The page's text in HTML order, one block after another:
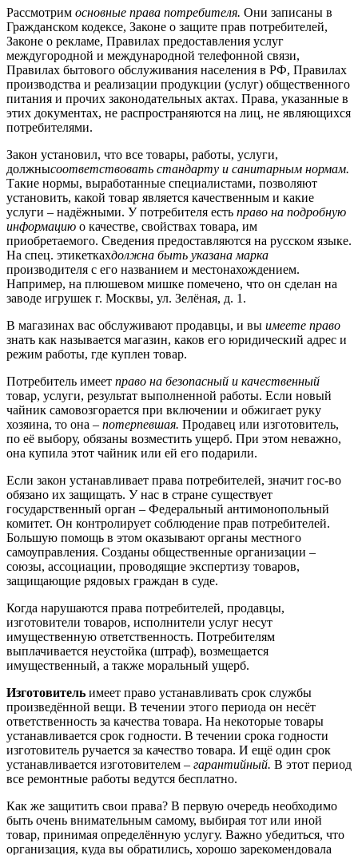
Рассмотрим основные права потребителя. Они записаны в
Гражданском кодексе, Законе о защите прав потребителей,
Законе о рекламе, Правилах предоставления услуг
междугородной и международной телефонной связи,
Правилах бытового обслуживания населения в РФ, Правилах
производства и реализации продукции (услуг) общественного
питания и прочих законодательных актах. Права, указанные в
этих документах, не распространяются на лиц, не являющихся
потребителями.
Закон установил, что все товары, работы, услуги,
должнысоответствовать стандарту и санитарным нормам.
Такие нормы, выработанные специалистами, позволяют
установить, какой товар является качественным и какие
услуги – надёжными. У потребителя есть право на подробную
информацию о качестве, свойствах товара, им
приобретаемого. Сведения предоставляются на русском языке.
На спец. этикеткахдолжна быть указана марка
производителя с его названием и местонахождением.
Например, на плюшевом мишке помечено, что он сделан на
заводе игрушек г. Москвы, ул. Зелёная, д. 1.
В магазинах вас обслуживают продавцы, и вы имеете право
знать как называется магазин, каков его юридический адрес и
режим работы, где куплен товар.
Потребитель имеет право на безопасный и качественный
товар, услуги, результат выполненной работы. Если новый
чайник самовозгорается при включении и обжигает руку
хозяина, то она – потерпевшая. Продавец или изготовитель,
по её выбору, обязаны возместить ущерб. При этом неважно,
она купила этот чайник или ей его подарили.
Если закон устанавливает права потребителей, значит гос-во
обязано их защищать. У нас в стране существует
государственный орган – Федеральный антимонопольный
комитет. Он контролирует соблюдение прав потребителей.
Большую помощь в этом оказывают органы местного
самоуправления. Созданы общественные организации –
союзы, ассоциации, проводящие экспертизу товаров,
защищающие рядовых граждан в суде.
Когда нарушаются права потребителей, продавцы,
изготовители товаров, исполнители услуг несут
имущественную ответственность. Потребителям
выплачивается неустойка (штраф), возмещается
имущественный, а также моральный ущерб.
Изготовитель имеет право устанавливать срок службы
произведённой вещи. В течении этого периода он несёт
ответственность за качества товара. На некоторые товары
устанавливается срок годности. В течении срока годности
изготовитель ручается за качество товара. И ещё один срок
устанавливается изготовителем – гарантийный. В этот период
все ремонтные работы ведутся бесплатно.
Как же защитить свои права? В первую очередь необходимо
быть очень внимательным самому, выбирая тот или иной
товар, принимая определённую услугу. Важно убедиться, что
организация, куда вы обратились, хорошо зарекомендовала